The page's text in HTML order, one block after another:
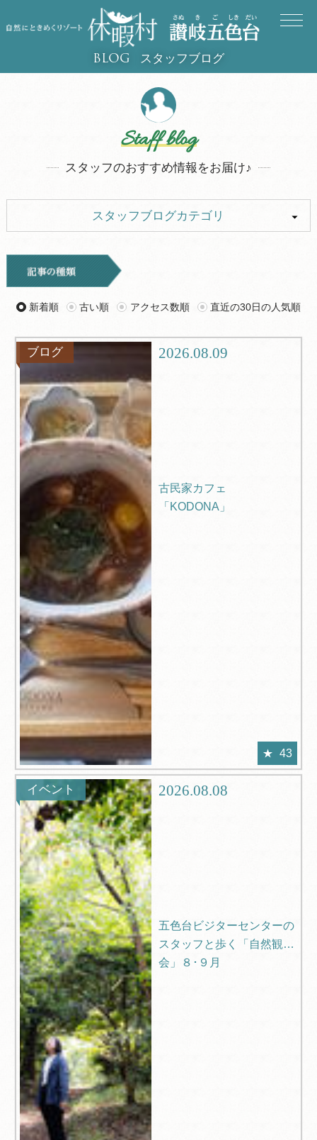
BLOG スタッフブログ
Staff blog
スタッフのおすすめ情報をお届け♪
スタッフブログカテゴリ
キャンプ
旅行記 ツアー
グルメ
新着順 古い順 アクセス数順 直近の30日の人気順
ブログ 2026.08.09
古民家カフェ
「KODONA」
43
イベント 2026.08.08
五色台ビジターセンターの
スタッフと歩く「自然観察
会」８･９月